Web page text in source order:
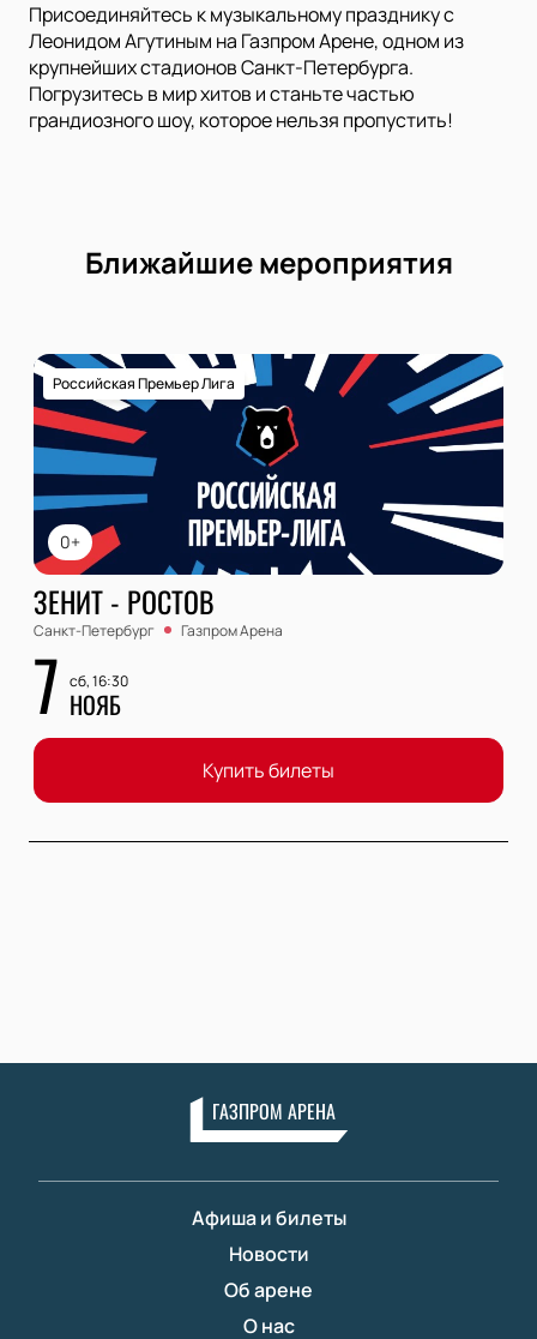
Присоединяйтесь к музыкальному празднику с
Леонидом Агутиным на Газпром Арене, одном из
крупнейших стадионов Санкт-Петербурга.
Погрузитесь в мир хитов и станьте частью
грандиозного шоу, которое нельзя пропустить!
Ближайшие мероприятия
0+
Российская Премьер Лига
ЗЕНИТ - РОСТОВ
Санкт-Петербург Газпром Арена
7 сб, 16:30
НОЯБ
Купить билеты
ГАЗПРОМ АРЕНА
Афиша и билеты
Новости
Об арене
О нас